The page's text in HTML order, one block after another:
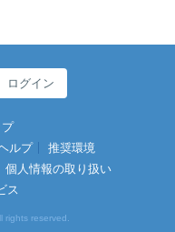
ログイン
ルプ
推奨環境
個人情報の取り扱い
ス
rights reserved.